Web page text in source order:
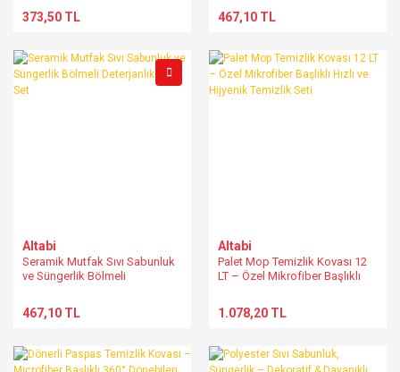
373,50 TL 467,10 TL
Altabi
Seramik Mutfak Sıvı Sabunluk
ve Süngerlik Bölmeli
467,10 TL
Altabi
Palet Mop Temizlik Kovası 12
LT – Özel Mikrofiber Başlıklı
1.078,20 TL